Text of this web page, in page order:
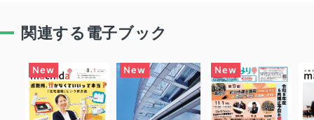
関連する電子ブック